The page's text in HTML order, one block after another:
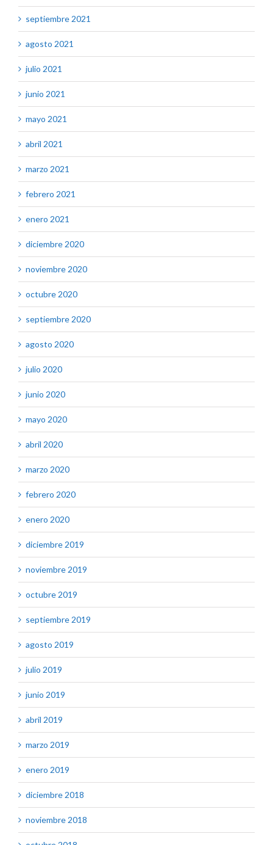
septiembre 2021
agosto 2021
julio 2021
junio 2021
mayo 2021
abril 2021
marzo 2021
febrero 2021
enero 2021
diciembre 2020
noviembre 2020
octubre 2020
septiembre 2020
agosto 2020
julio 2020
junio 2020
mayo 2020
abril 2020
marzo 2020
febrero 2020
enero 2020
diciembre 2019
noviembre 2019
octubre 2019
septiembre 2019
agosto 2019
julio 2019
junio 2019
abril 2019
marzo 2019
enero 2019
diciembre 2018
noviembre 2018